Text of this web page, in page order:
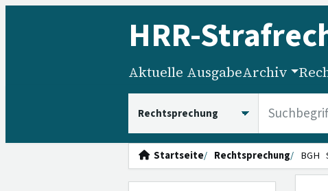
HRR-
Aktuelle AusgabeArchiv
Startseite Rechtsprechung BGH